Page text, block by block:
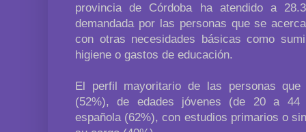
provincia de Córdoba ha atendido a
demandada por las personas que se
con otras necesidades básicas como
higiene o gastos de educación.
El perfil mayoritario de las personas
(52%), de edades jóvenes (de 20 a 44
española (62%), con estudios primarios o